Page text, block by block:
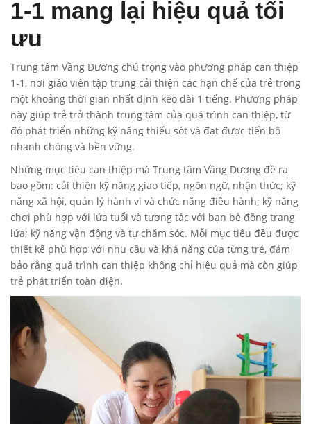
1-1 mang lại hiệu quả tối
ưu
Trung tâm Vầng Dương chú trọng vào phương pháp can thiệp
1-1, nơi giáo viên tập trung cải thiện các hạn chế của trẻ trong
một khoảng thời gian nhất định kéo dài 1 tiếng. Phương pháp
này giúp trẻ trở thành trung tâm của quá trình can thiệp, từ
đó phát triển những kỹ năng thiếu sót và đạt được tiến bộ
nhanh chóng và bền vững.
Những mục tiêu can thiệp mà Trung tâm Vầng Dương đề ra
bao gồm: cải thiện kỹ năng giao tiếp, ngôn ngữ, nhận thức; kỹ
năng xã hội, quản lý hành vi và chức năng điều hành; kỹ năng
chơi phù hợp với lứa tuổi và tương tác với bạn bè đồng trang
lứa; kỹ năng vận động và tự chăm sóc. Mỗi mục tiêu đều được
thiết kế phù hợp với nhu cầu và khả năng của từng trẻ, đảm
bảo rằng quá trình can thiệp không chỉ hiệu quả mà còn giúp
trẻ phát triển toàn diện.